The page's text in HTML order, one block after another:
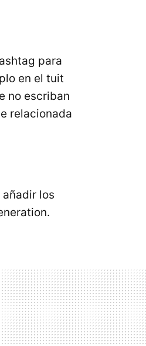
para
en el tuit
no escriban
relacionada
los